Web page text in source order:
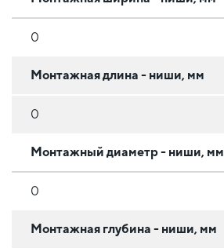
0
Монтажная длина - ниши, мм
0
Монтажный диаметр - ниши, мм
0
Монтажная глубина - ниши, мм